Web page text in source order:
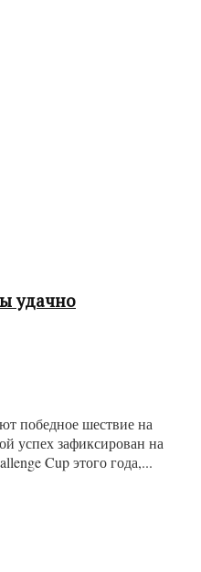
удачно
победное шествие на
успех зафиксирован на
Cup этого года,...